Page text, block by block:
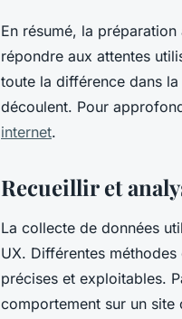
En résumé, la
répondre aux attentes
toute la différence dans
découlent. Pour
internet.
Recueillir et
La collecte de données
UX. Différentes
précises et exploitables.
comportement sur un